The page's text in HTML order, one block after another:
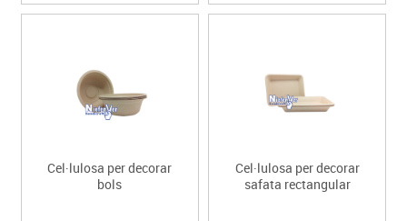
Cel·lulosa per decorar
bols
Cel·lulosa per decorar
safata rectangular